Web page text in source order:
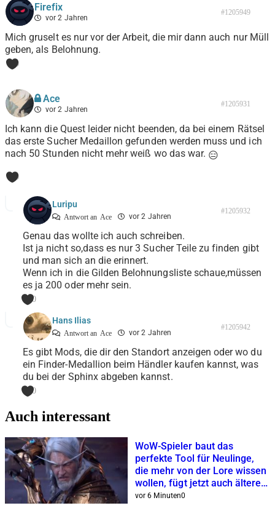
Firefix
vor 2 Jahren
#1205949
Mich gruselt es nur vor der Arbeit, die mir dann auch nur Müll
geben, als Belohnung.
0
Ace
vor 2 Jahren
#1205931
Ich kann die Quest leider nicht beenden, da bei einem Rätsel
das erste Sucher Medaillon gefunden werden muss und ich
nach 50 Stunden nicht mehr weiß wo das war. 😑
0
Luripu
Antwort an Ace vor 2 Jahren
#1205932
Genau das wollte ich auch schreiben.
Ist ja nicht so,dass es nur 3 Sucher Teile zu finden gibt
und man sich an die erinnert.
Wenn ich in die Gilden Belohnungsliste schaue,müssen
es ja 200 oder mehr sein.
0
Hans Ilias
Antwort an Ace vor 2 Jahren
#1205942
Es gibt Mods, die dir den Standort anzeigen oder wo du
ein Finder-Medallion beim Händler kaufen kannst, was
du bei der Sphinx abgeben kannst.
0
Auch interessant
WoW-Spieler baut das
perfekte Tool für Neulinge,
die mehr von der Lore wissen
wollen, fügt jetzt auch ältere
Erweiterungen hinzu
vor 6 Minuten0